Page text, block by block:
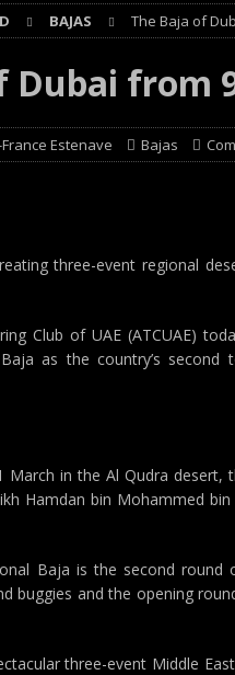
CIRCUIT
]
‘1-2-4-5-3 : 50 ans de moteurs
]
] GT4 AKKODIS-ASP : Victoire et
Buggyra Organization and
BAJAS The Baja of
Dubai from
Estenave Bajas
three-event regional
Club of UAE (ATCUAE)
as the country’s
in the Al Qudra desert,
Hamdan bin Mohammed
Baja is the second round
buggies and the opening
three-event Middle